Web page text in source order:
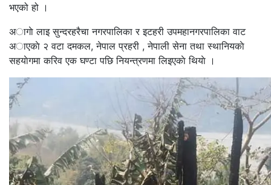
भएको हो ।
अागाे लाइ सुन्दरहरैचा नगरपालिका र इटहरी उपमहानगरपालिका वाट
अाएकाे २ वटा दमकल, नेपाल प्रहरी , नेपाली सेना तथा स्थानियकाे
सहयाेगमा करिव एक घण्टा पछि नियन्त्रणमा लिइएकाे थियाे ।